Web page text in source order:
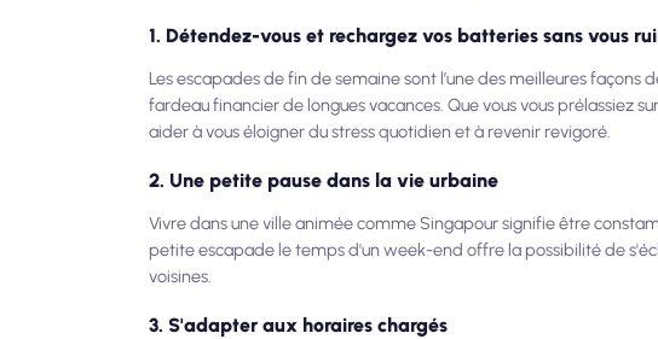
1. Détendez-vous et rechargez vos batteries sans vous
Les escapades de fin de semaine sont l’une des meilleures
fardeau financier de longues vacances. Que vous vous prélassiez
aider à vous éloigner du stress quotidien et à revenir revigoré.
2. Une petite pause dans la vie urbaine
Vivre dans une ville animée comme Singapour signifie être
petite escapade le temps d'un week-end offre la possibilité de
voisines.
3. S'adapter aux horaires chargés